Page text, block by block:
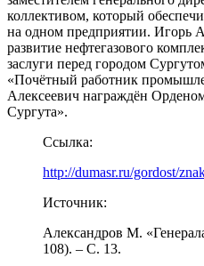
коллективом, который
на одном предприятии. Игорь
развитие нефтегазового
заслуги перед городом
«Почётный работник
Алексеевич награждён
Сургута».
Ссылка:
http://dumasr.ru/gordost/
Источник:
Александров М.
108). – С. 13.